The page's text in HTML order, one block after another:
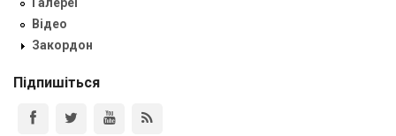
Відео
Закордон
Підпишіться